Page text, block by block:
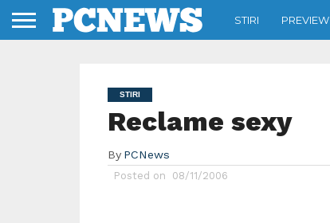
STIRI PREVIEW
STIRI
Reclame sexy
By PCNews
Posted on 08/11/2006